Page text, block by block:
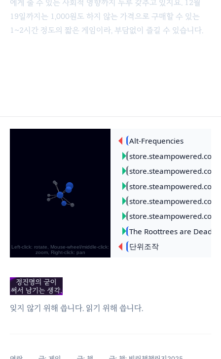
에게 줄 수 있는 사회적 영향까지 두루 갖추고 있지요. 12월
19일까지는 1,000원도 하지 않는 가격으로 구매할 수 있는
1~2시간 정도의 짧은 게임이라, 부담없이 즐길 수 있습니다.
잊지 않기 위해 씁니다. 읽기 위해 씁니다.